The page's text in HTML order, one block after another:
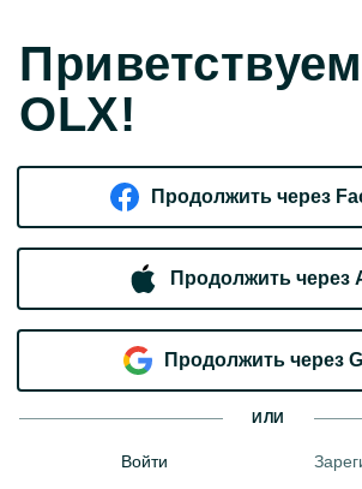
OLX!
Продолжить через
Продолжить через
Продолжить через
ИЛИ
Войти